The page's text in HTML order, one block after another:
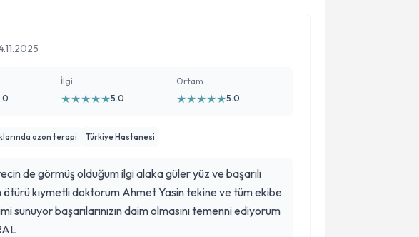
İlgi
★★★★★5.0
Ortam
★★★★★5.0
ozon terapi Türkiye Hastanesi
de görmüş olduğum ilgi alaka güler yüz ve başarılı
ötürü kıymetli doktorum Ahmet Yasin tekine ve tüm ekibe
sunuyor başarılarınızın daim olmasını temenni ediyorum